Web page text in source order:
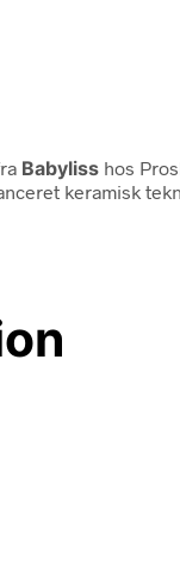
Babyliss hos
keramisk